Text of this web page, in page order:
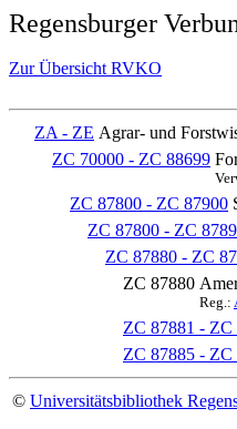
Regensburger
Zur Übersicht RVKO
ZA - ZE Agrar- und
ZC 70000 - ZC 88699
ZC 87800 - ZC 87900
ZC 87800 - ZC
ZC 87880 - ZC
ZC 87880
Reg.:
ZC 87881 - ZC
ZC 87885 - ZC
© Universitätsbibliothek